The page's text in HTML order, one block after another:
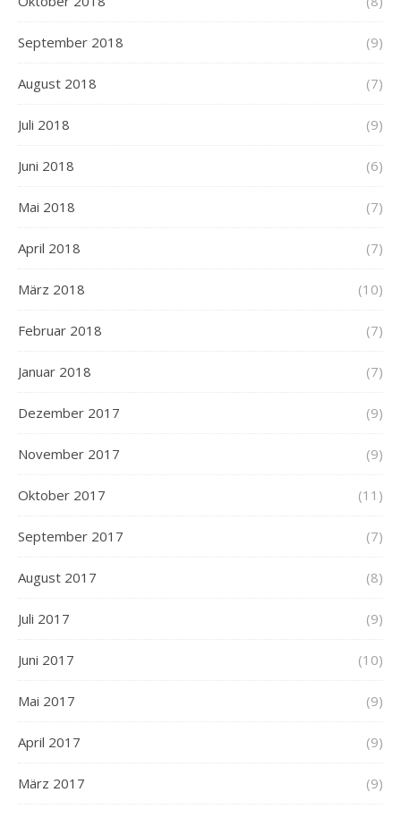
September 2018 (9)
August 2018 (7)
Juli 2018 (9)
Juni 2018 (6)
Mai 2018 (7)
April 2018 (7)
März 2018 (10)
Februar 2018 (7)
Januar 2018 (7)
Dezember 2017 (9)
November 2017 (9)
Oktober 2017 (11)
September 2017 (7)
August 2017 (8)
Juli 2017 (9)
Juni 2017 (10)
Mai 2017 (9)
April 2017 (9)
März 2017 (9)